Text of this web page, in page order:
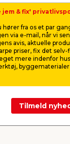
Med
Lev.
jem & fix'
hører fra os et par
via e-mail, når vi
avis, aktuelle
priser, fix det
mere indenfor
byggematerialer
Tilmeld